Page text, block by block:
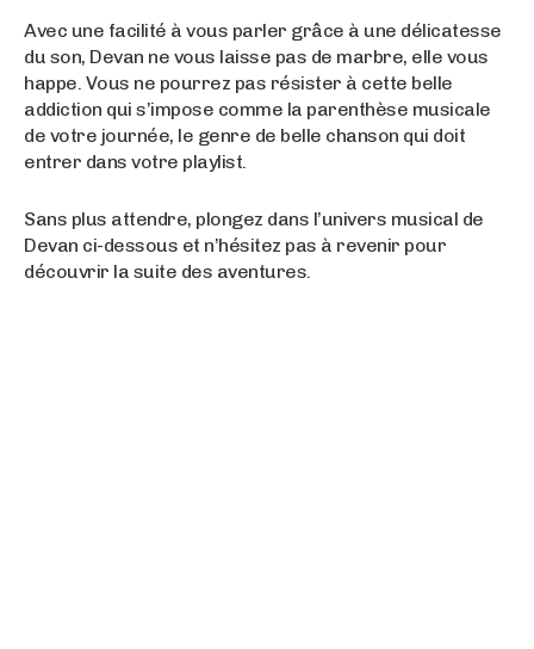
Avec une facilité à vous parler grâce à une délicatesse
du son, Devan ne vous laisse pas de marbre, elle vous
happe. Vous ne pourrez pas résister à cette belle
addiction qui s’impose comme la parenthèse musicale
de votre journée, le genre de belle chanson qui doit
entrer dans votre playlist.
Sans plus attendre, plongez dans l’univers musical de
Devan ci-dessous et n’hésitez pas à revenir pour
découvrir la suite des aventures.